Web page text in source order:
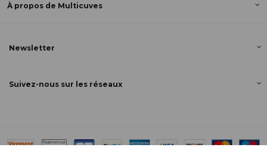
À propos de Multicuves
Newsletter
Suivez-nous sur les réseaux